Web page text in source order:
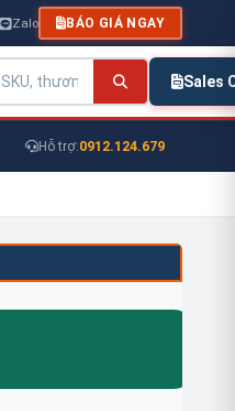
Zalo BÁO GIÁ NGAY
Sales
Hỗ trợ:0912.124.679